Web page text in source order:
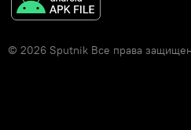
© 2026 Sputnik Все права